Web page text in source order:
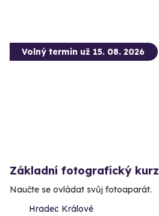
Volný termín už 15. 08. 2026
Základní fotografický kurz
Naučte se ovládat svůj fotoaparát.
Hradec Králové